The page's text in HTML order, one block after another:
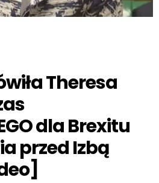
Theresa
dla Brexitu
przed Izbą